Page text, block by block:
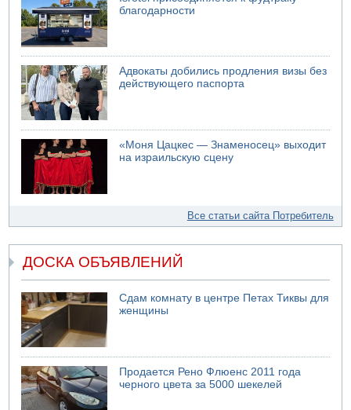
благодарности
Адвокаты добились продления визы без
действующего паспорта
«Моня Цацкес — Знаменосец» выходит
на израильскую сцену
Все статьи сайта Потребитель
ДОСКА ОБЪЯВЛЕНИЙ
Сдам комнату в центре Петах Тиквы для
женщины
Продается Рено Флюенс 2011 года
черного цвета за 5000 шекелей